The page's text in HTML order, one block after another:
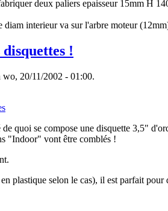
deux paliers epaisseur 15mm H
diam interieur va sur l'arbre moteur
!
wo, 20/11/2002 - 01:00.
quoi se compose une disquette 3,5"
"Indoor" vont être comblés !
plastique selon le cas), il est parfait